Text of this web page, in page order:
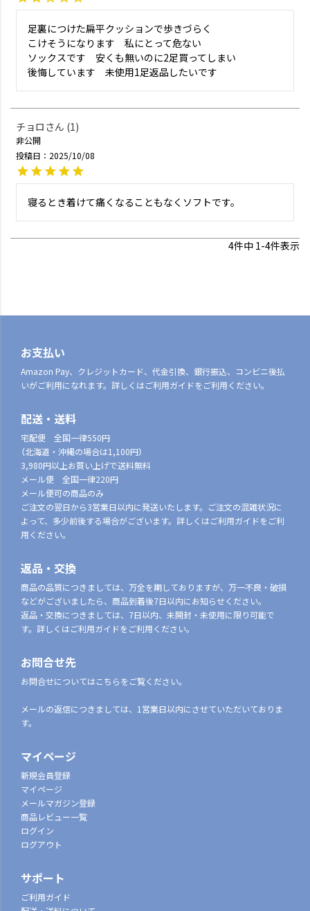
足裏につけた扁平クッションで歩きづらく
こけそうになります　私にとって危ない
ソックスです　安くも無いのに2足買ってしまい
後悔しています　未使用1足返品したいです
チョロ 1
非公開
投稿日
2025/10/08
寝るとき着けて痛くなることもなくソフトです。
4件中 1-4件表示
お支払い
Amazon Pay、クレジットカード、代金引換、銀行振込、コンビニ後払
いがご利用になれます。詳しくはご利用ガイドをご利用ください。
配送・送料
宅配便 全国一律550円
（北海道・沖縄の場合は1,100円）
3,980円以上お買い上げで送料無料
メール便 全国一律220円
メール便可の商品のみ
ご注文の翌日から3営業日以内に発送いたします。ご注文の混雑状況に
よって、多少前後する場合がございます。詳しくはご利用ガイドをご利
用ください。
返品・交換
商品の品質につきましては、万全を期しておりますが、万一不良・破損
などがございましたら、商品到着後7日以内にお知らせください。
返品・交換につきましては、7日以内、未開封・未使用に限り可能で
す。詳しくはご利用ガイドをご利用ください。
お問合せ先
お問合せについてはこちらをご覧ください。
メールの返信につきましては、1営業日以内にさせていただいておりま
す。
マイページ
新規会員登録
マイページ
メールマガジン登録
商品レビュー一覧
ログイン
ログアウト
サポート
ご利用ガイド